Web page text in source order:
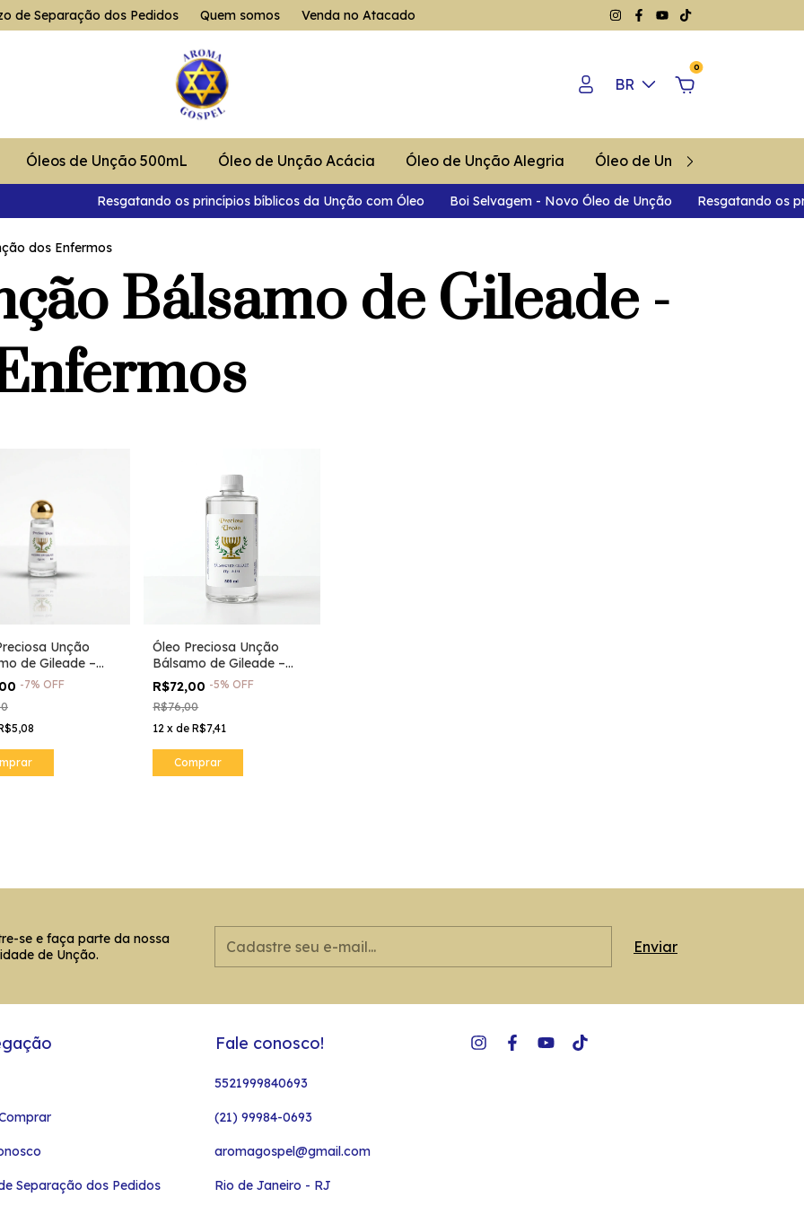
de Separação dos Pedidos Quem somos Venda no Atacado
BR
0
Óleos de Unção 500mL Óleo de Unção Acácia Óleo de Unção Alegria Óleo de Unção Aloés
Resgatando os princípios bíblicos da Unção com Óleo Boi Selvagem - Novo Óleo de Unção Resgatando os
dos Enfermos
Bálsamo de Gileade -
Unção
de Gileade –
dos enfermos.
-7% OFF
Óleo Preciosa Unção
Bálsamo de Gileade –
Unção dos Enfermos
R$72,00 -5% OFF
R$76,00
12 xdeR$7,41
se e faça parte da nossa
de Unção.
Separação dos Pedidos
Fale conosco!
5521999840693
(21) 99984-0693
aromagospel@gmail.com
Rio de Janeiro - RJ